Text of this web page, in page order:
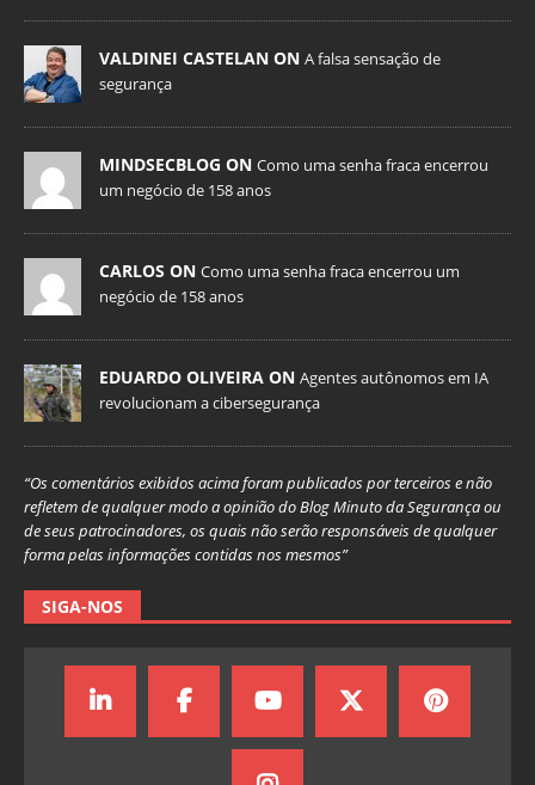
VALDINEI CASTELAN ON A falsa sensação de
segurança
MINDSECBLOG ON Como uma senha fraca encerrou
um negócio de 158 anos
CARLOS ON Como uma senha fraca encerrou um
negócio de 158 anos
EDUARDO OLIVEIRA ON Agentes autônomos em IA
revolucionam a cibersegurança
“Os comentários exibidos acima foram publicados por terceiros e não
refletem de qualquer modo a opinião do Blog Minuto da Segurança ou
de seus patrocinadores, os quais não serão responsáveis de qualquer
forma pelas informações contidas nos mesmos”
SIGA-NOS